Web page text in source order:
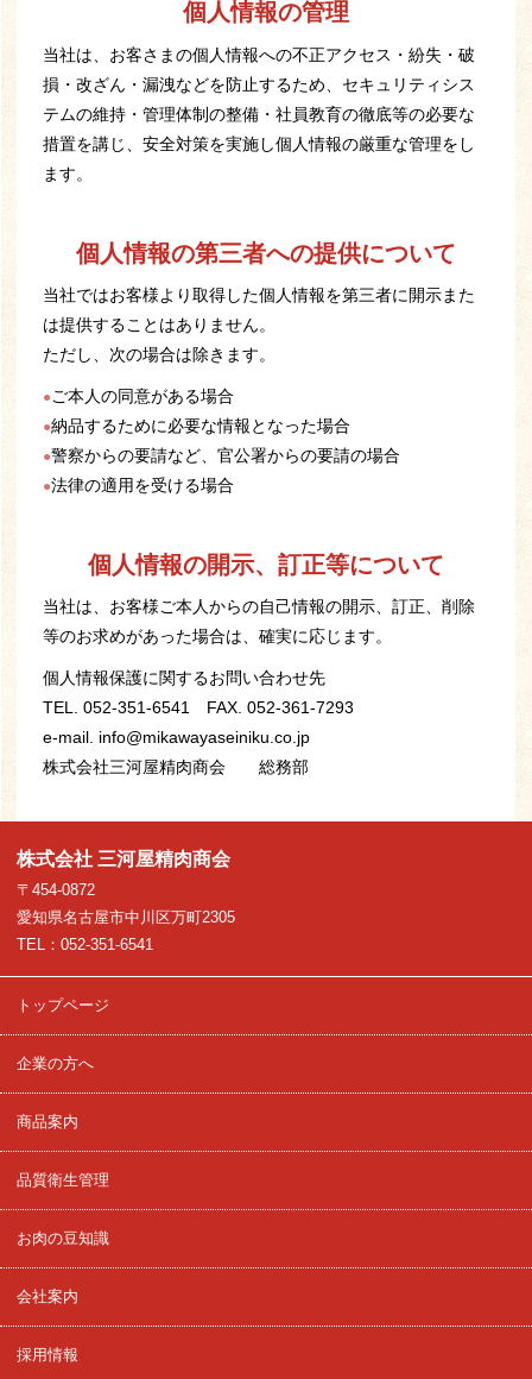
個人情報の管理
当社は、お客さまの個人情報への不正アクセス・紛失・破
損・改ざん・漏洩などを防止するため、セキュリティシス
テムの維持・管理体制の整備・社員教育の徹底等の必要な
措置を講じ、安全対策を実施し個人情報の厳重な管理をし
ます。
個人情報の第三者への提供について
当社ではお客様より取得した個人情報を第三者に開示また
は提供することはありません。
ただし、次の場合は除きます。
ご本人の同意がある場合
納品するために必要な情報となった場合
警察からの要請など、官公署からの要請の場合
法律の適用を受ける場合
個人情報の開示、訂正等について
当社は、お客様ご本人からの自己情報の開示、訂正、削除
等のお求めがあった場合は、確実に応じます。
個人情報保護に関するお問い合わせ先
TEL. 052-351-6541 FAX. 052-361-7293
e-mail. info@mikawayaseiniku.co.jp
株式会社三河屋精肉商会 総務部
株式会社 三河屋精肉商会
〒454-0872
愛知県名古屋市中川区万町2305
TEL：052-351-6541
トップページ
企業の方へ
商品案内
品質衛生管理
お肉の豆知識
会社案内
採用情報